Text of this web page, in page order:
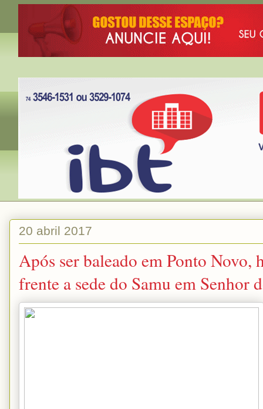
20 abril 2017
Após ser baleado em Ponto Novo,
frente a sede do Samu em Senhor